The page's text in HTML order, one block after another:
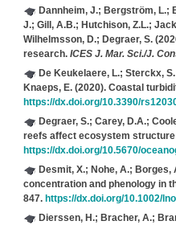
Dannheim, J.; Bergström, L.;
J.; Gill, A.B.; Hutchison, Z.L.;
Wilhelmsson, D.; Degraer, S.
research. ICES J. Mar. Sci./J.
De Keukelaere, L.; Sterckx,
Knaeps, E.(2020). Coastal
https://dx.doi.org/10.3390/
Degraer, S.; Carey, D.A.;
reefs affect ecosystem
https://dx.doi.org/10.5670/
Desmit, X.; Nohe, A.; Borges,
concentration and phenology in
847. https://dx.doi.org/10.1002/
Dierssen, H.; Bracher, A.;